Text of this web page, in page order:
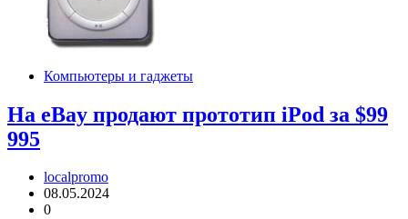
Компьютеры и гаджеты
На eBay продают прототип iPod за $99
995
localpromo
08.05.2024
0